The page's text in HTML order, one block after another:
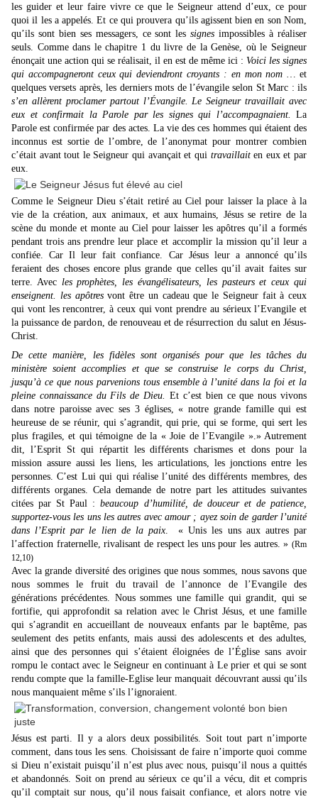
les guider et leur faire vivre ce que le Seigneur attend d’eux, ce pour
quoi il les a appelés. Et ce qui prouvera qu’ils agissent bien en son Nom,
qu’ils sont bien ses messagers, ce sont lessignesimpossibles à réaliser
seuls. Comme dans le chapitre 1 du livre de la Genèse, où le Seigneur
énonçait une action qui se réalisait, il en est de même ici : Voici les signes
qui accompagneront ceux qui deviendront croyants : en mon nom … et
quelques versets après, les derniers mots de l’évangile selon St Marc : ils
s’en allèrent proclamer partout l’Évangile. Le Seigneur travaillait avec
eux et confirmait la Parole par les signes qui l’accompagnaient. La
Parole est confirmée par des actes. La vie des ces hommes qui étaient des
inconnus est sortie de l’ombre, de l’anonymat pour montrer combien
c’était avant tout le Seigneur qui avançait et qui travaillaiten eux et par
eux.
Comme le Seigneur Dieu s’était retiré au Ciel pour laisser la place à la
vie de la création, aux animaux, et aux humains, Jésus se retire de la
scène du monde et monte au Ciel pour laisser les apôtres qu’il a formés
pendant trois ans prendre leur place et accomplir la mission qu’il leur a
confiée. Car Il leur fait confiance. Car Jésus leur a annoncé qu’ils
feraient des choses encore plus grande que celles qu’il avait faites sur
terre. Avecles prophètes, les évangélisateurs, les pasteurs et ceux qui
enseignent. les apôtresvont être un cadeau que le Seigneur fait à ceux
qui vont les rencontrer, à ceux qui vont prendre au sérieux l’Evangile et
la puissance de pardon, de renouveau et de résurrection du salut en Jésus-
Christ.
De cette manière, les fidèles sont organisés pour que les tâches du
ministère soient accomplies et que se construise le corps du Christ,
jusqu’à ce que nous parvenions tous ensemble à l’unité dans la foi et la
pleine connaissance du Fils de Dieu. Et c’est bien ce que nous vivons
dans notre paroisse avec ses 3 églises, « notre grande famille qui est
heureuse de se réunir, qui s’agrandit, qui prie, qui se forme, qui sert les
plus fragiles, et qui témoigne de la « Joie de l’Evangile ».» Autrement
dit, l’Esprit St qui répartit les différents charismes et dons pour la
mission assure aussi les liens, les articulations, les jonctions entre les
personnes. C’est Lui qui qui réalise l’unité des différents membres, des
différents organes. Cela demande de notre part les attitudes suivantes
citées par St Paul :beaucoup d’humilité, de douceur et de patience,
supportez-vous les uns les autres avec amour ; ayez soin de garder l’unité
dans l’Esprit par le lien de la paix. « Unis les uns aux autres par
l’affection fraternelle, rivalisant de respect les uns pour les autres. » (Rm
12,10)
Avec la grande diversité des origines que nous sommes, nous savons que
nous sommes le fruit du travail de l’annonce de l’Evangile des
générations précédentes. Nous sommes une famille qui grandit, qui se
fortifie, qui approfondit sa relation avec le Christ Jésus, et une famille
qui s’agrandit en accueillant de nouveaux enfants par le baptême, pas
seulement des petits enfants, mais aussi des adolescents et des adultes,
ainsi que des personnes qui s’étaient éloignées de l’Église sans avoir
rompu le contact avec le Seigneur en continuant à Le prier et qui se sont
rendu compte que la famille-Eglise leur manquait découvrant aussi qu’ils
nous manquaient même s’ils l’ignoraient.
Jésus est parti. Il y a alors deux possibilités. Soit tout part n’importe
comment, dans tous les sens. Choisissant de faire n’importe quoi comme
si Dieu n’existait puisqu’il n’est plus avec nous, puisqu’il nous a quittés
et abandonnés. Soit on prend au sérieux ce qu’il a vécu, dit et compris
qu’il comptait sur nous, qu’il nous faisait confiance, et alors notre vie